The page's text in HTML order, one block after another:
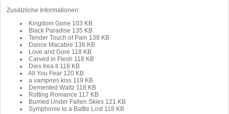
Zusätzliche Informationen:
Kingdom Gone 103 KB
Black Paradise 135 KB
Tender Touch of Pain 138 KB
Dance Macabre 136 KB
Love and Gore 118 KB
Carved in Flesh 118 KB
Dies Irea II 118 KB
All You Fear 120 KB
a vampires kiss 119 KB
Demented Waltz 118 KB
Rotting Romance 117 KB
Burried Under Fallen Skies 121 KB
Symphonie to a Battle Lost 118 KB